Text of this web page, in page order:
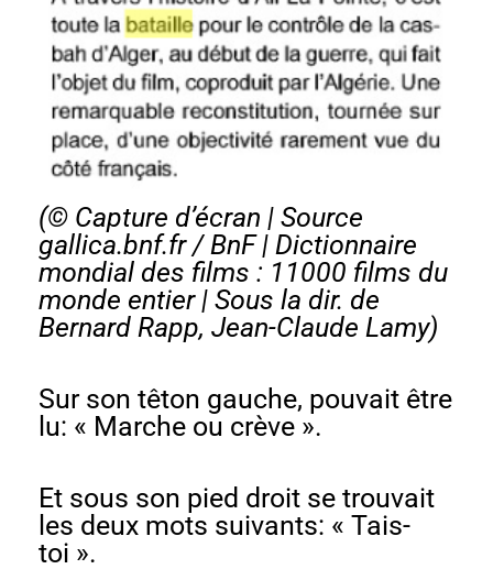
(© Capture d’écran | Source
gallica.bnf.fr / BnF | Dictionnaire
mondial des films : 11000 films du
monde entier| Sous la dir. de
Bernard Rapp, Jean-Claude Lamy)
Sur son têton gauche, pouvait être
lu: « Marche ou crève ».
Et sous son pied droit se trouvait
les deux mots suivants: « Tais-
toi ».